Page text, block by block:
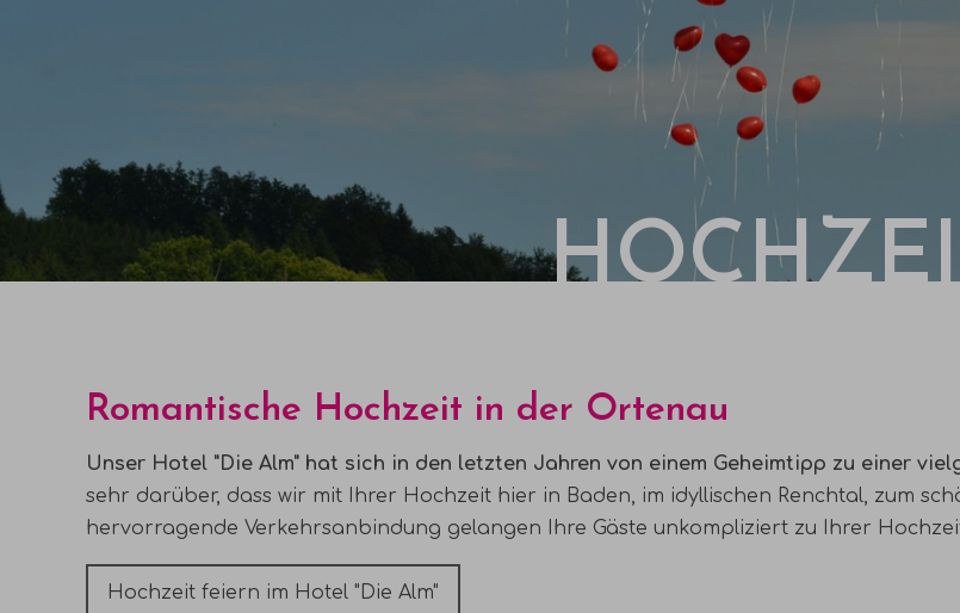
Romantische Hochzeit in der Ortenau
Unser Hotel "Die Alm" hat sich in den letzten Jahren von einem Geheimtipp zu einer
sehr darüber, dass wir mit Ihrer Hochzeit hier in Baden, im idyllischen Renchtal, zum
hervorragende Verkehrsanbindung gelangen Ihre Gäste unkompliziert zu Ihrer
Hochzeit feiern im Hotel "Die Alm"